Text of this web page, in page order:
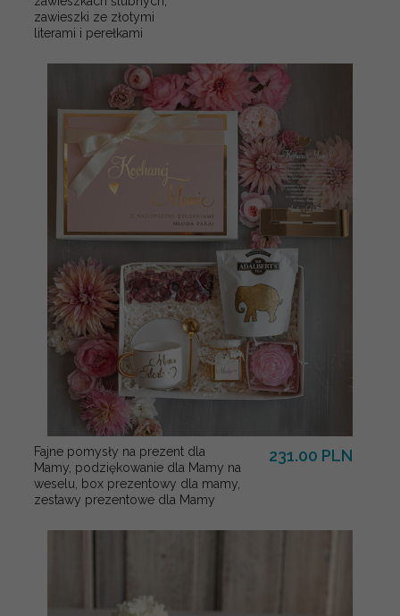
zawieszki ze złotymi
literami i perełkami
Fajne pomysły na prezent dla
Mamy, podziękowanie dla Mamy na
weselu, box prezentowy dla mamy,
zestawy prezentowe dla Mamy
231.00 PLN